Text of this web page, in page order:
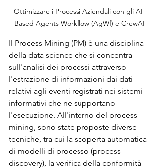
Ottimizzare i Processi Aziendali con gli AI-
Based Agents Workflow (AgWf) e CrewAI
Il Process Mining (PM) è una disciplina
della data science che si concentra
sull'analisi dei processi attraverso
l'estrazione di informazioni dai dati
relativi agli eventi registrati nei sistemi
informativi che ne supportano
l'esecuzione. All'interno del process
mining, sono state proposte diverse
tecniche, tra cui la scoperta automatica
di modelli di processo (process
discovery), la verifica della conformità